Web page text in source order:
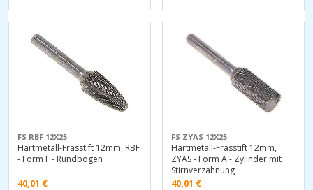
FS RBF 12X25
Hartmetall-Frässtift 12mm, RBF
- Form F - Rundbogen
40,01 €
FS ZYAS 12X25
Hartmetall-Frässtift 12mm,
ZYAS - Form A - Zylinder mit
Stirnverzahnung
40,01 €